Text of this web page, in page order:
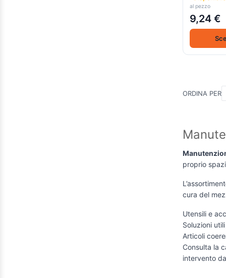
al pezzo
9,24 €
ORDINA PER
proprio
cura del
Utensili e
Soluzioni
Articoli
Consulta la
intervento